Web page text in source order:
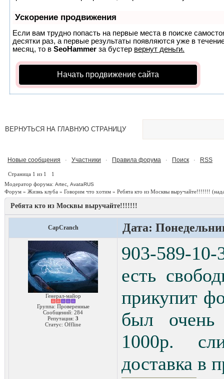
Ускорение продвижения
Если вам трудно попасть на первые места в поиске
десятки раз, а первые результаты появляются уже в
месяц, то в SeoHammer за бустер вернут деньги.
Начать продвижение сайта
ВЕРНУТЬСЯ НА ГЛАВНУЮ СТРАНИЦУ
Новые сообщения · Участники · Правила форума · Поиск · RSS
Страница 1 из 1
1
Модератор форума: Artec AvataRUS
Форум » Жизнь клуба » Говорим что хотим » Ребята кто из Москвы выручайте!!!!!!!
Ребята кто из Москвы выручайте!!!!!!!
CapCranch Дата:
Генерал-майор
Группа: Проверенные
Сообщений: 284
Репутация: 3
Статус: Offline
903-589-
есть
прикупит
был очень
1000р.
доставка в